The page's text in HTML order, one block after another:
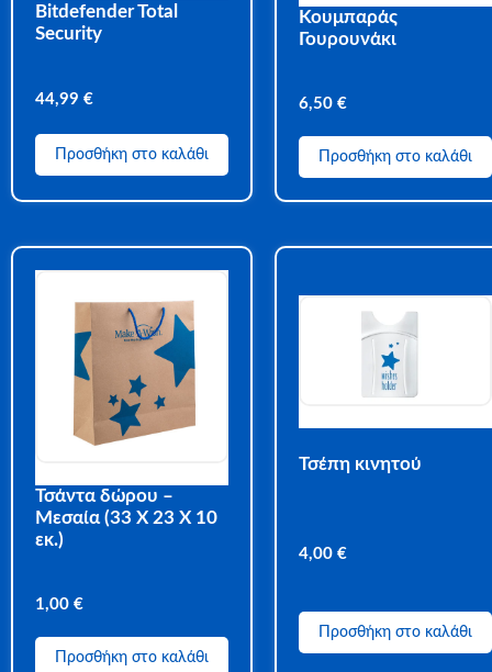
Bitdefender Total
Security
44,99 €
Προσθήκη στο καλάθι
Κουμπαράς
Γουρουνάκι
6,50 €
Προσθήκη στο καλάθι
Τσάντα δώρου –
Μεσαία (33 Χ 23 Χ 10
εκ.)
1,00 €
Προσθήκη στο καλάθι
Τσέπη κινητού
4,00 €
Προσθήκη στο καλάθι